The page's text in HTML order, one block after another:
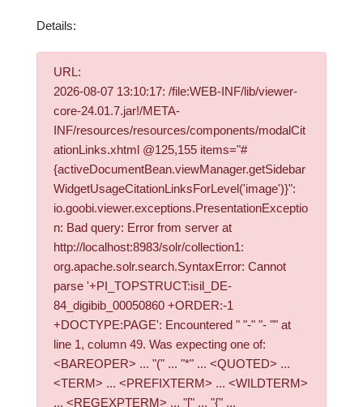
Details:
URL:
2026-08-07 13:10:17: /file:WEB-INF/lib/viewer-
core-24.01.7.jar!/META-
INF/resources/resources/components/modalCit
ationLinks.xhtml @125,155 items="#
{activeDocumentBean.viewManager.getSidebar
WidgetUsageCitationLinksForLevel('image')}":
io.goobi.viewer.exceptions.PresentationExceptio
n: Bad query: Error from server at
http://localhost:8983/solr/collection1:
org.apache.solr.search.SyntaxError: Cannot
parse '+PI_TOPSTRUCT:isil_DE-
84_digibib_00050860 +ORDER:-1
+DOCTYPE:PAGE': Encountered " "-" "- "" at
line 1, column 49. Was expecting one of:
<BAREOPER> ... "(" ... "*" ... <QUOTED> ...
<TERM> ... <PREFIXTERM> ... <WILDTERM>
... <REGEXPTERM> ... "[" ... "{" ...